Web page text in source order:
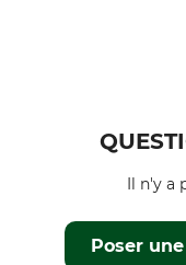
Poser
Il n'y a